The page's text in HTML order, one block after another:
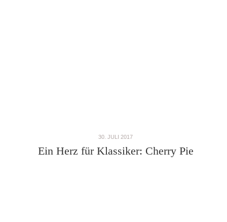
30. JULI 2017
Ein Herz für Klassiker: Cherry Pie